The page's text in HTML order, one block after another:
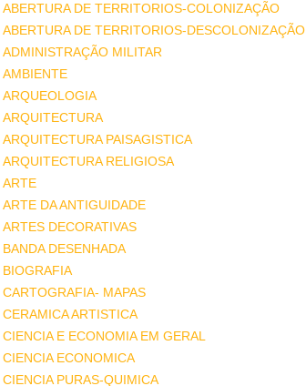
ABERTURA DE TERRITORIOS-COLONIZAÇÃO
ABERTURA DE TERRITORIOS-DESCOLONIZAÇÃO
ADMINISTRAÇÃO MILITAR
AMBIENTE
ARQUEOLOGIA
ARQUITECTURA
ARQUITECTURA PAISAGISTICA
ARQUITECTURA RELIGIOSA
ARTE
ARTE DA ANTIGUIDADE
ARTES DECORATIVAS
BANDA DESENHADA
BIOGRAFIA
CARTOGRAFIA- MAPAS
CERAMICA ARTISTICA
CIENCIA E ECONOMIA EM GERAL
CIENCIA ECONOMICA
CIENCIA PURAS-QUIMICA